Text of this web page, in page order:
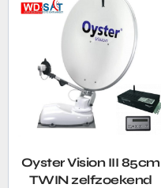
Oyster Vision III 85cm
TWIN zelfzoekend